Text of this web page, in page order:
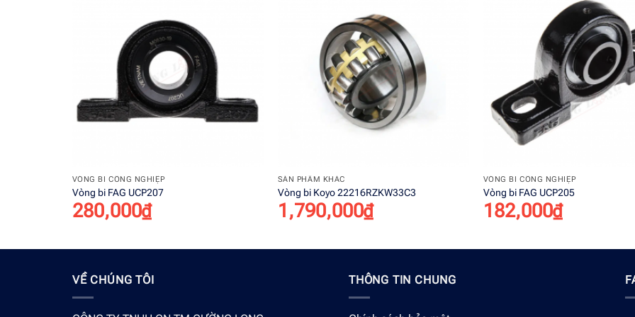
VÒNG BI CÔNG NGHIỆP
Vòng bi FAG UCP207
280,000₫
SẢN PHẨM KHÁC
Vòng bi Koyo 22216RZKW33C3
1,790,000₫
VÒNG BI CÔNG NGHIỆP
Vòng bi FAG UCP205
182,000₫
VỀ CHÚNG TÔI THÔNG TIN CHUNG